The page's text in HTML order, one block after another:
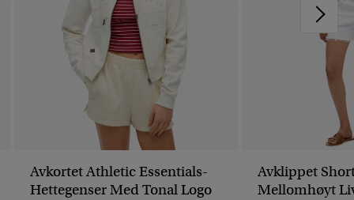
Avkortet Athletic Essentials-
Hettegenser Med Tonal Logo
Avklippet
Mellomhøyt